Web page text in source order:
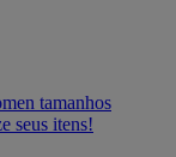
tamanhos
seus itens!